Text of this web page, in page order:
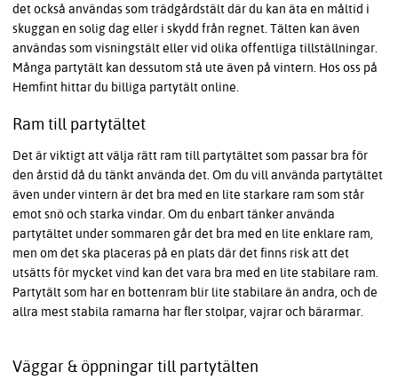
det också användas som trädgårdstält där du kan äta en måltid i
skuggan en solig dag eller i skydd från regnet. Tälten kan även
användas som visningstält eller vid olika offentliga tillställningar.
Många partytält kan dessutom stå ute även på vintern. Hos oss på
Hemfint hittar du billiga partytält online.
Ram till partytältet
Det är viktigt att välja rätt ram till partytältet som passar bra för
den årstid då du tänkt använda det. Om du vill använda partytältet
även under vintern är det bra med en lite starkare ram som står
emot snö och starka vindar. Om du enbart tänker använda
partytältet under sommaren går det bra med en lite enklare ram,
men om det ska placeras på en plats där det finns risk att det
utsätts för mycket vind kan det vara bra med en lite stabilare ram.
Partytält som har en bottenram blir lite stabilare än andra, och de
allra mest stabila ramarna har fler stolpar, vajrar och bärarmar.
Väggar & öppningar till partytälten